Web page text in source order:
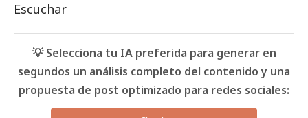
Escuchar
💡 Selecciona tu IA preferida para generar en
segundos un análisis completo del contenido y una
propuesta de post optimizado para redes sociales: